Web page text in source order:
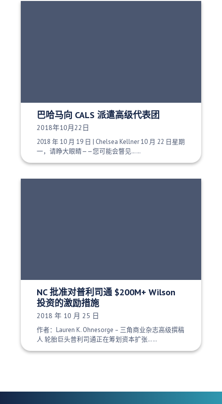
巴哈马向 CALS 派遣高级代表团
发布日期：
2018年10月22日
2018 年 10 月 19 日 | Chelsea Kellner 10 月 22 日星期
一，请睁大眼睛——您可能会瞥见……
NC 批准对普利司通 $200M+ Wilson
投资的激励措施
发布日期：
2018 年 10 月 25 日
作者：Lauren K. Ohnesorge – 三角商业杂志高级撰稿
人 轮胎巨头普利司通正在筹划资本扩张……